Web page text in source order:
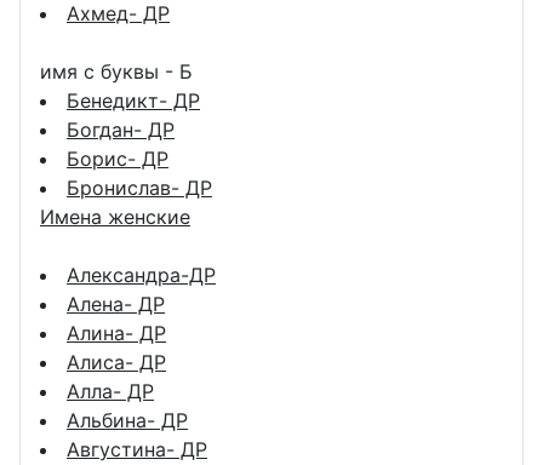
Ахмед- ДР
имя с буквы - Б
Бенедикт- ДР
Богдан- ДР
Борис- ДР
Бронислав- ДР
Имена женские
Александра-ДР
Алена- ДР
Алина- ДР
Алиса- ДР
Алла- ДР
Альбина- ДР
Августина- ДР